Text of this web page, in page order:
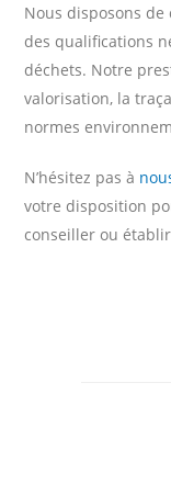
Nous disposons de
des qualifications
déchets. Notre
valorisation, la
normes
N’hésitez pas à
votre disposition
conseiller ou